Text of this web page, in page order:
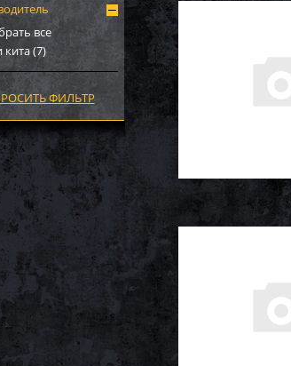
все
кита (7)
ФИЛЬТР